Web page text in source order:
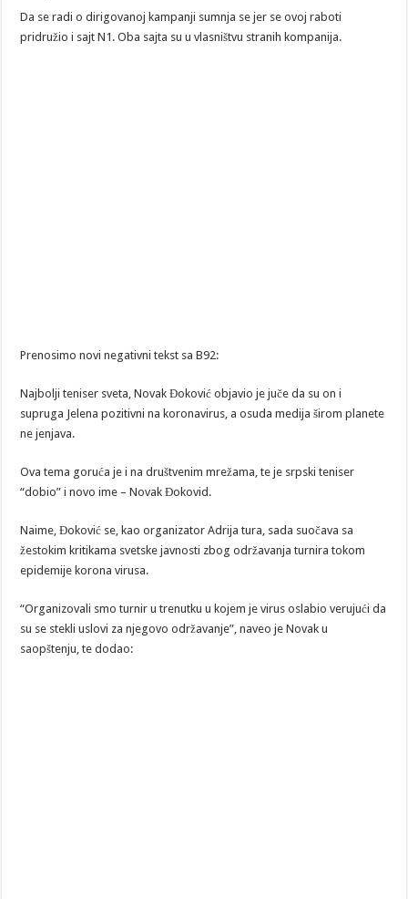
Da se radi o dirigovanoj kampanji sumnja se jer se ovoj raboti
pridružio i sajt N1. Oba sajta su u vlasništvu stranih kompanija.
Prenosimo novi negativni tekst sa B92:
Najbolji teniser sveta, Novak Đoković objavio je juče da su on i
supruga Jelena pozitivni na koronavirus, a osuda medija širom planete
ne jenjava.
Ova tema goruća je i na društvenim mrežama, te je srpski teniser
“dobio” i novo ime – Novak Đokovid.
Naime, Đoković se, kao organizator Adrija tura, sada suočava sa
žestokim kritikama svetske javnosti zbog održavanja turnira tokom
epidemije korona virusa.
“Organizovali smo turnir u trenutku u kojem je virus oslabio verujući da
su se stekli uslovi za njegovo održavanje”, naveo je Novak u
saopštenju, te dodao: